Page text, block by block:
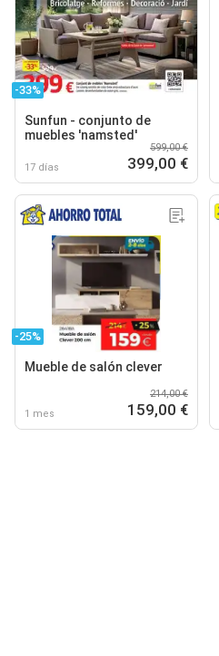
-33%
Sunfun - conjunto de
muebles 'namsted'
17 días
599,00 €
399,00 €
-25%
Mueble de salón clever
1 mes
214,00 €
159,00 €